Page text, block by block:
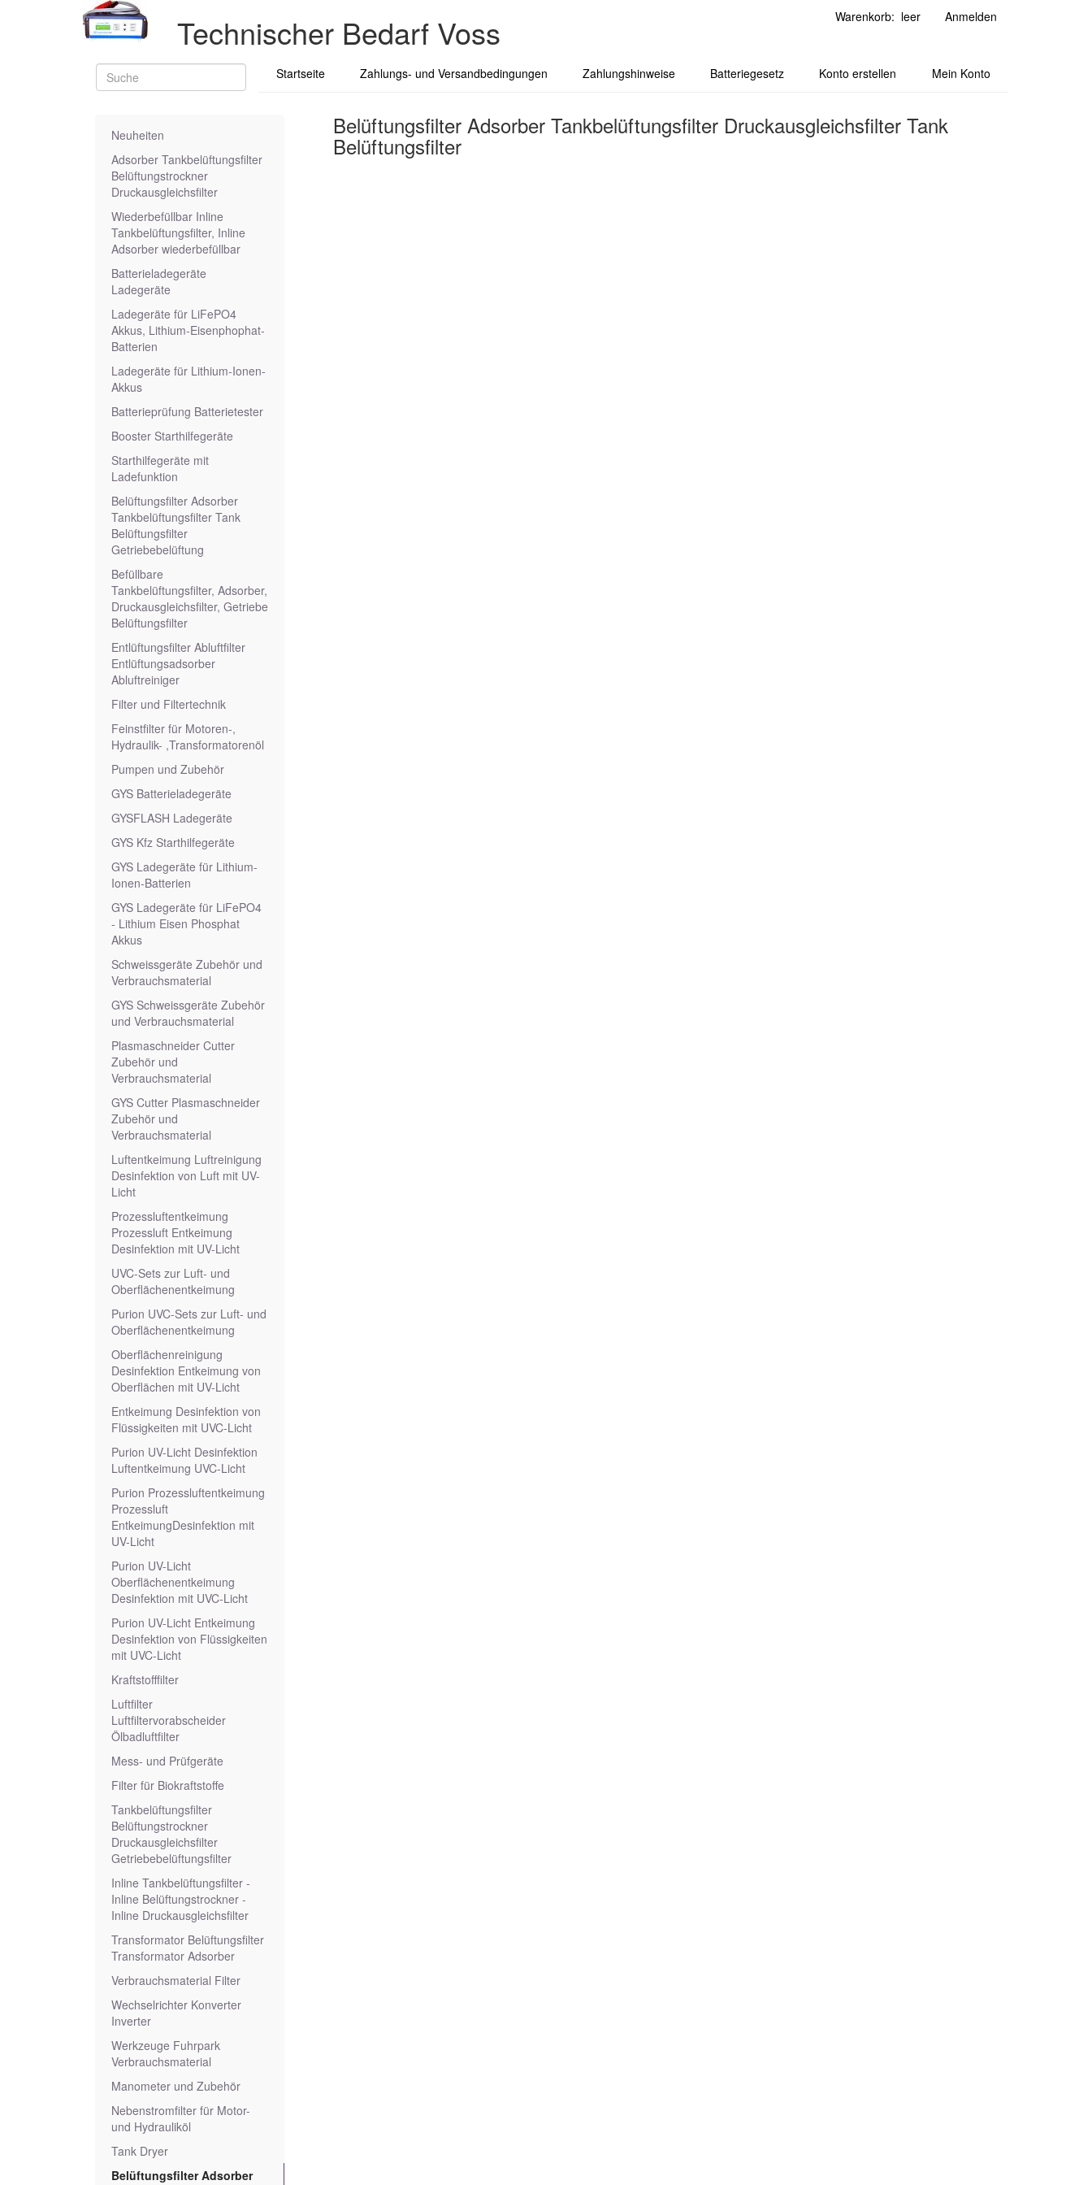
Warenkorb: leer Anmelden
Technischer Bedarf Voss
Startseite Zahlungs- und Versandbedingungen Zahlungshinweise Batteriegesetz Konto erstellen Mein Konto
Neuheiten
Adsorber Tankbelüftungsfilter
Belüftungstrockner
Druckausgleichsfilter
Wiederbefüllbar Inline
Tankbelüftungsfilter, Inline
Adsorber wiederbefüllbar
Batterieladegeräte
Ladegeräte
Ladegeräte für LiFePO4
Akkus, Lithium-Eisenphophat-
Batterien
Ladegeräte für Lithium-Ionen-
Akkus
Batterieprüfung Batterietester
Booster Starthilfegeräte
Starthilfegeräte mit
Ladefunktion
Belüftungsfilter Adsorber
Tankbelüftungsfilter Tank
Belüftungsfilter
Getriebebelüftung
Befüllbare
Tankbelüftungsfilter, Adsorber,
Druckausgleichsfilter, Getriebe
Belüftungsfilter
Entlüftungsfilter Abluftfilter
Entlüftungsadsorber
Abluftreiniger
Filter und Filtertechnik
Feinstfilter für Motoren-,
Hydraulik- ,Transformatorenöl
Pumpen und Zubehör
GYS Batterieladegeräte
GYSFLASH Ladegeräte
GYS Kfz Starthilfegeräte
GYS Ladegeräte für Lithium-
Ionen-Batterien
GYS Ladegeräte für LiFePO4
- Lithium Eisen Phosphat
Akkus
Schweissgeräte Zubehör und
Verbrauchsmaterial
GYS Schweissgeräte Zubehör
und Verbrauchsmaterial
Plasmaschneider Cutter
Zubehör und
Verbrauchsmaterial
GYS Cutter Plasmaschneider
Zubehör und
Verbrauchsmaterial
Luftentkeimung Luftreinigung
Desinfektion von Luft mit UV-
Licht
Prozessluftentkeimung
Prozessluft Entkeimung
Desinfektion mit UV-Licht
UVC-Sets zur Luft- und
Oberflächenentkeimung
Purion UVC-Sets zur Luft- und
Oberflächenentkeimung
Oberflächenreinigung
Desinfektion Entkeimung von
Oberflächen mit UV-Licht
Entkeimung Desinfektion von
Flüssigkeiten mit UVC-Licht
Purion UV-Licht Desinfektion
Luftentkeimung UVC-Licht
Purion Prozessluftentkeimung
Prozessluft
EntkeimungDesinfektion mit
UV-Licht
Purion UV-Licht
Oberflächenentkeimung
Desinfektion mit UVC-Licht
Purion UV-Licht Entkeimung
Desinfektion von Flüssigkeiten
mit UVC-Licht
Kraftstofffilter
Luftfilter
Luftfiltervorabscheider
Ölbadluftfilter
Mess- und Prüfgeräte
Filter für Biokraftstoffe
Tankbelüftungsfilter
Belüftungstrockner
Druckausgleichsfilter
Getriebebelüftungsfilter
Inline Tankbelüftungsfilter -
Inline Belüftungstrockner -
Inline Druckausgleichsfilter
Transformator Belüftungsfilter
Transformator Adsorber
Verbrauchsmaterial Filter
Wechselrichter Konverter
Inverter
Werkzeuge Fuhrpark
Verbrauchsmaterial
Manometer und Zubehör
Nebenstromfilter für Motor-
und Hydrauliköl
Tank Dryer
Belüftungsfilter Adsorber
Belüftungsfilter Adsorber Tankbelüftungsfilter Druckausgleichsfilter Tank
Belüftungsfilter